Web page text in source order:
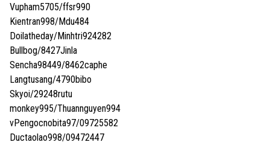
Vupham5705/ffsr990
Kientran998/Mdu484
Doilatheday/Minhtri924282
Bullbog/8427Jinla
Sencha98449/8462caphe
Langtusang/4790bibo
Skyoi/29248rutu
monkey995/Thuannguyen994
vPengocnobita97/09725582
Ductaolao998/09472447